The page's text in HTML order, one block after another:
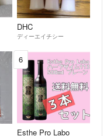
DHC
ディーエイチシー
6
Esthe Pro Labo